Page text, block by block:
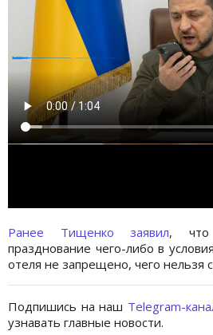
Ранее Тищенко заявил, что
празднование чего-либо в
отеля не запрещено, чего нельзя
Подпишись на наш Telegram-
узнавать главные новости.